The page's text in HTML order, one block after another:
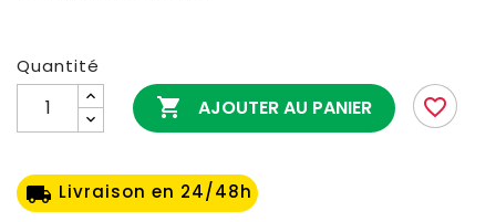
Quantité
 AJOUTER AU PANIER favorite_border
local_shipping Livraison en 24/48h